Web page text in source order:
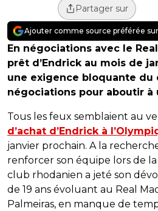
Partager sur
Ajouter comme source préférée
En négociations avec le
prêt d’Endrick au mois de
une exigence bloquante du
négociations pour aboutir à
Tous les feux semblaient au
d’achat d’Endrick à
janvier prochain. A la
renforcer son équipe lors de
club rhodanien a jeté son
de 19 ans évoluant au Real
Palmeiras, en manque de